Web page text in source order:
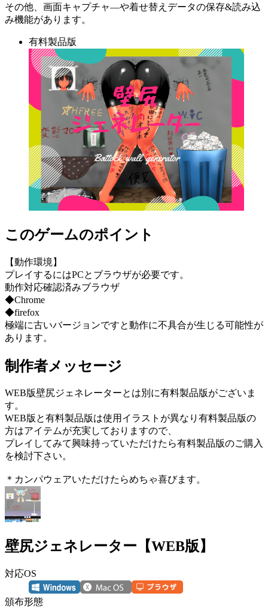
その他、画面キャプチャ―や着せ替えデータの保存&読み込
み機能があります。
有料製品版
このゲームのポイント
【動作環境】
プレイするにはPCとブラウザが必要です。
動作対応確認済みブラウザ
◆Chrome
◆firefox
極端に古いバージョンですと動作に不具合が生じる可能性が
あります。
制作者メッセージ
WEB版壁尻ジェネレーターとは別に有料製品版がございま
す。
WEB版と有料製品版は使用イラストが異なり有料製品版の
方はアイテムが充実しておりますので、
プレイしてみて興味持っていただけたら有料製品版のご購入
を検討下さい。
＊カンパウェアいただけたらめちゃ喜びます。
壁尻ジェネレーター【WEB版】
対応OS
頒布形態